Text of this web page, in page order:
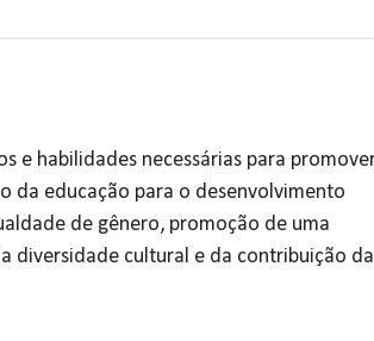
e habilidades necessárias para
da educação para o desenvolvimento
de gênero, promoção de uma
diversidade cultural e da contribuição da